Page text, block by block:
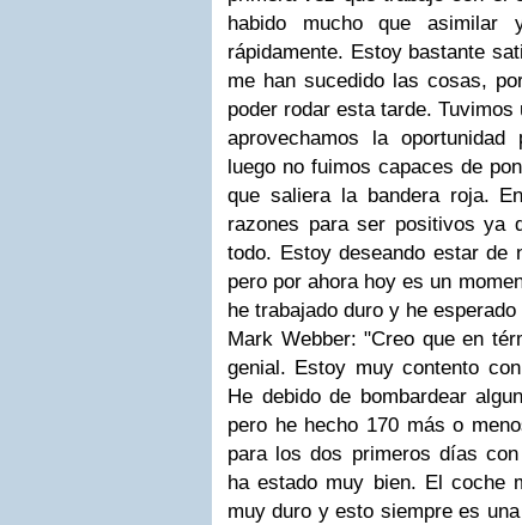
habido mucho que asimilar
rápidamente. Estoy bastante
me han sucedido las cosas,
poder rodar esta tarde.
aprovechamos la
luego no fuimos capaces de
que saliera la bandera roja.
razones para ser positivos ya
todo. Estoy deseando estar de
pero por ahora hoy es un
he trabajado duro y he
Mark Webber: "Creo que en
genial. Estoy muy contento
He debido de bombardear
pero he hecho 170 más o
para los dos primeros días
ha estado muy bien. El coche
muy duro y esto siempre es